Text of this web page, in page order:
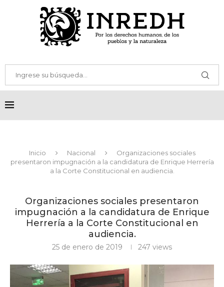
Inicio Nacional
Organizaciones sociales
presentaron impugnación a la candidatura de Enrique Herrería
a la Corte Constitucional en audiencia.
Organizaciones sociales presentaron
impugnación a la candidatura de Enrique
Herrería a la Corte Constitucional en
audiencia.
25 de enero de 2019 247 views